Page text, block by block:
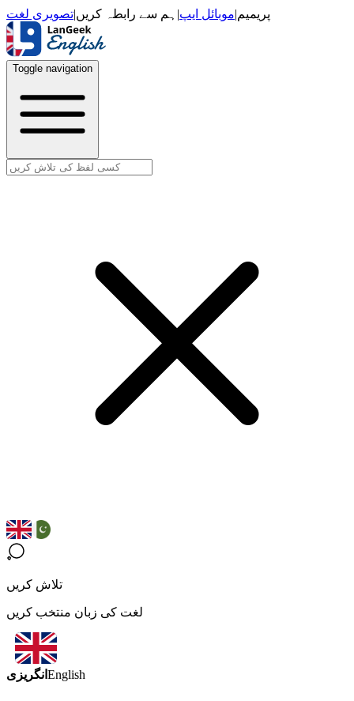
پریمیم|موبائل ایپ| ہم سے رابطہ کریں|تصویری لغت
Toggle navigation
تلاش کریں
لغت کی زبان منتخب کریں
انگریزی English